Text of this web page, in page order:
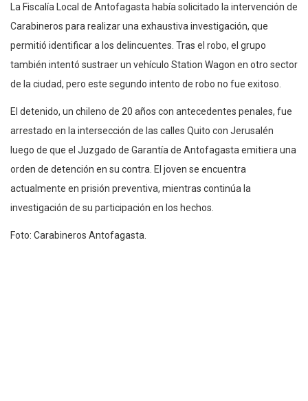
La Fiscalía Local de Antofagasta había solicitado la intervención de
Carabineros para realizar una exhaustiva investigación, que
permitió identificar a los delincuentes. Tras el robo, el grupo
también intentó sustraer un vehículo Station Wagon en otro sector
de la ciudad, pero este segundo intento de robo no fue exitoso.
El detenido, un chileno de 20 años con antecedentes penales, fue
arrestado en la intersección de las calles Quito con Jerusalén
luego de que el Juzgado de Garantía de Antofagasta emitiera una
orden de detención en su contra. El joven se encuentra
actualmente en prisión preventiva, mientras continúa la
investigación de su participación en los hechos.
Foto: Carabineros Antofagasta.